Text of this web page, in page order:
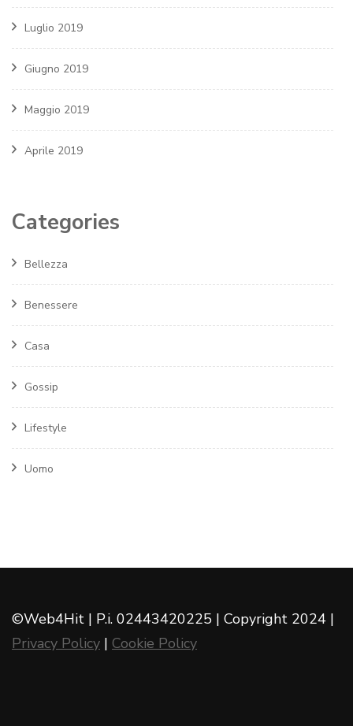
Luglio 2019
Giugno 2019
Maggio 2019
Aprile 2019
Categories
Bellezza
Benessere
Casa
Gossip
Lifestyle
Uomo
©Web4Hit | P.i. 02443420225 | Copyright 2024 |
Privacy Policy | Cookie Policy